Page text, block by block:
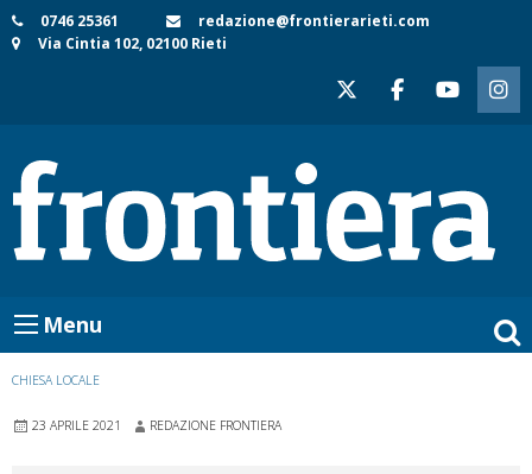
Skip
to
0746 25361
redazione@frontierarieti.com
Via Cintia 102, 02100 Rieti
Menu
CHIESA LOCALE
23 APRILE 2021 REDAZIONE FRONTIERA